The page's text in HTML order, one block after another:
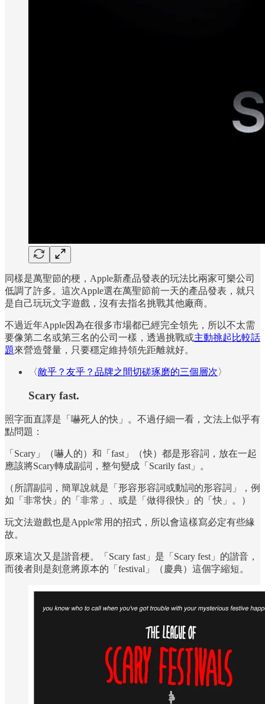
同樣是萬聖節的梗，Apple新產品發表的玩法比兩家可樂公司
低調了許多。這次Apple選在萬聖節前一天的產品發表，就只
是自己玩玩文字遊戲，沒有去指名挑戰其他廠商。
不過近年Apple因為在很多市場都已經完全領先，所以不太需
要像第二名或第三名的公司一樣，透過挑戰或主動挑起比較話
題來營造聲量，只要穩定維持領先距離就好。
〈敵乎？友乎？品牌之間切磋琢磨的三個層次〉
Scary fast.
照字面直譯是「嚇死人的快」。不過仔細一看，文法上似乎有
點問題：
「Scary」（嚇人的）和「fast」（快）都是形容詞，放在一起
應該將Scary轉成副詞，整句變成「Scarily fast」。
（所謂副詞，簡單說就是「形容形容詞或動詞的形容詞」，例
如「非常快」的「非常」、或是「做得很快」的「快」。）
玩文法遊戲也是Apple常用的招式，所以會這樣寫必定有些緣
故。
原來這次又是諧音梗。「Scary fast」是「Scary fest」的諧音，
而後者則是刻意將原本的「festival」（慶典）這個字縮短。